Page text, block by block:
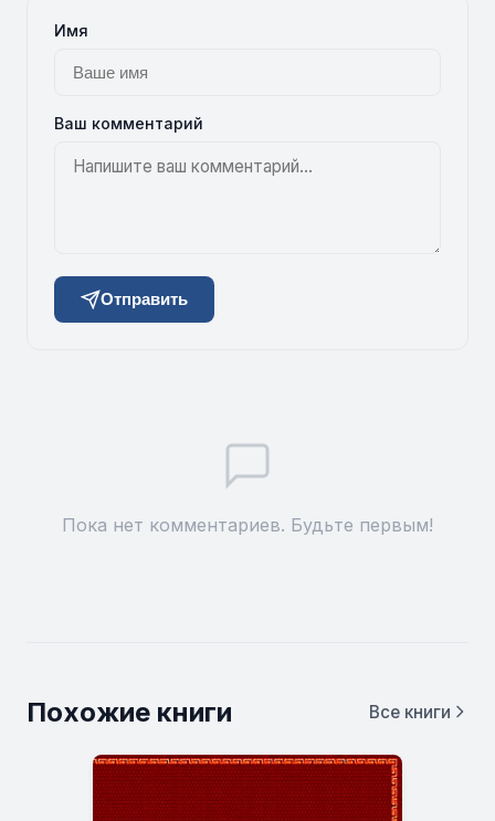
Имя
Ваш комментарий
Отправить
Пока нет комментариев. Будьте первым!
Похожие книги Все книги